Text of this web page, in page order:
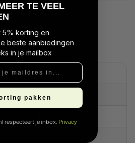
12.0%
2025
TE VEEL
5% korting en
beste aanbiedingen
in je mailbox
maildres in...
pakken
respecteert je inbox. Privacy